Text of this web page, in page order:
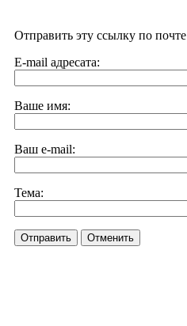
Отправить эту ссылку по почте
E-mail адресата:
Ваше имя:
Ваш e-mail:
Тема:
Отправить Отменить